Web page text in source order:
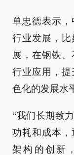
单忠德表示
行业发展，
展，在钢铁
行业应用，
色化的发展水
“我们长期致
功耗和成本
架构的创新